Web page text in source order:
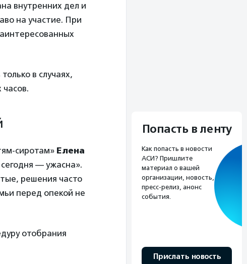
внутренних дел и
на участие. При
в случаях,
сиротам» Елена
— ужасна».
решения часто
перед опекой не
отобрания
Попасть в ленту
Как попасть в новости
АСИ? Пришлите
материал о вашей
организации, новость,
пресс-релиз, анонс
события.
Прислать новость